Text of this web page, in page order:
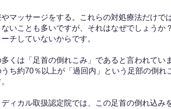
マッサージをする。これらの対処療法だけで
いことも多いですが、それはなぜでしょうか
チしていないからです。
くは「足首の倒れこみ」であると言われてい
ち約70％以上が「過回内」という足部の倒れ
ィカル取扱認定院では、この足首の倒れ込み